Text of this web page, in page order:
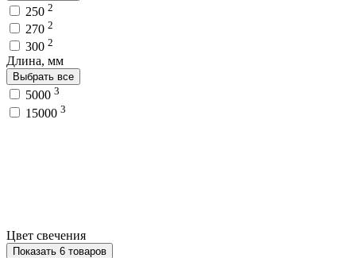
250 2
270 2
300 2
Длина, мм
Выбрать все
5000 3
15000 3
Цвет свечения
Показать 6 товаров